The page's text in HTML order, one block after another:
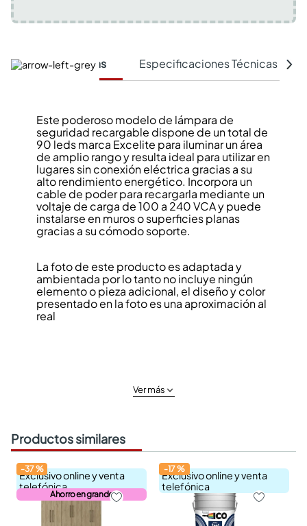
Características Especificaciones Técnicas
Este poderoso modelo de lámpara de
seguridad recargable dispone de un total de
90 leds marca Excelite para iluminar un área
de amplio rango y resulta ideal para utilizar en
lugares sin conexión eléctrica gracias a su
alto rendimiento energético. Incorpora un
cable de poder para recargarla mediante un
voltaje de carga de 100 a 240 VCA y puede
instalarse en muros o superficies planas
gracias a su cómodo soporte.
La foto de este producto es adaptada y
ambientada por lo tanto no incluye ningún
elemento o pieza adicional, el diseño y color
presentado en la foto es una aproximación al
real
Ver más
Productos similares
Exclusivo online y venta
telefónica
Ahorro en grande
-37%
Exclusivo online y venta
telefónica
-17%